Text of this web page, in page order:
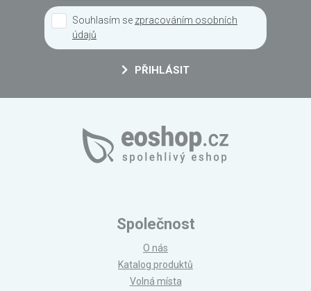
Souhlasím se zpracováním osobních
údajů
PŘIHLÁSIT
Společnost
O nás
Katalog produktů
Volná místa